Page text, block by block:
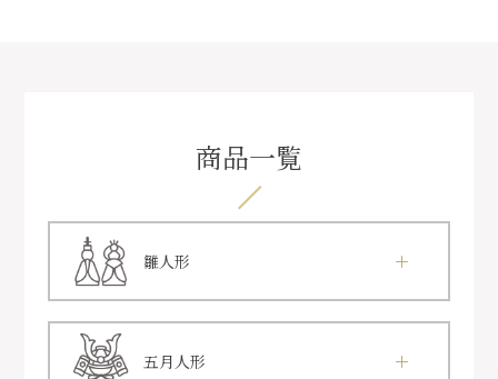
商品一覧
雛人形
五月人形